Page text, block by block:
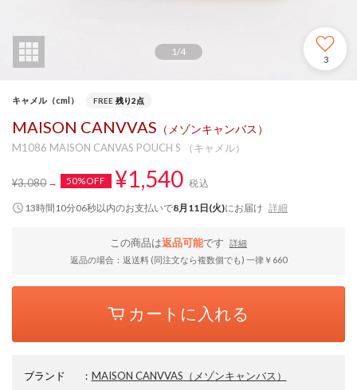
1/4
3
キャメル（cml） FREE 残り2点
MAISON CANVVAS （メゾンキャンバス）
M1086 MAISON CANVAS POUCH S （キャメル）
¥3,080 50%OFF ¥1,540 税込
13時間10分05秒以内のお支払いで8月11日(火)にお届け 詳細
この商品は返品可能です
詳細
返品の場合：返送料 (同注文なら複数個でも) 一律￥660
カートに入れる
ブランド ： MAISON CANVVAS （メゾンキャンバス）